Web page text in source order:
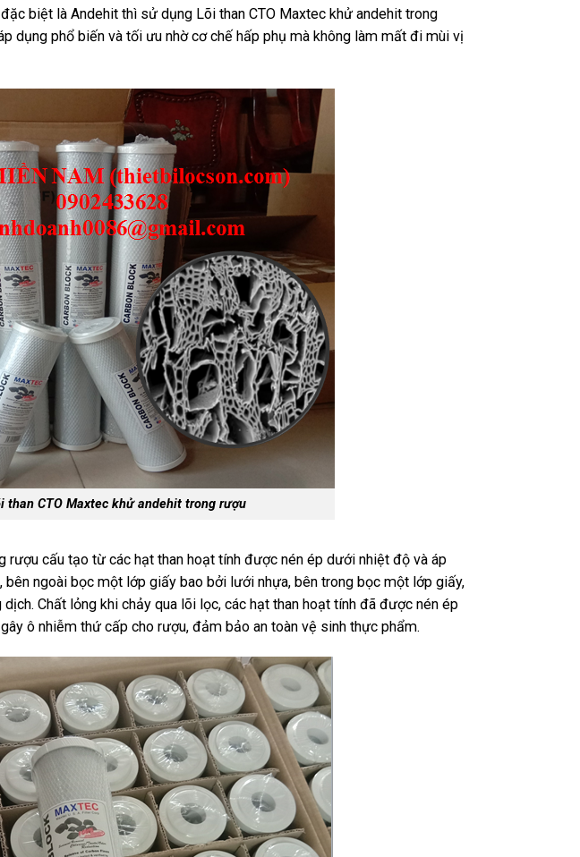
biệt là Andehit thì sử dụng Lõi than CTO Maxtec khử andehit trong
dụng phổ biến và tối ưu nhờ cơ chế hấp phụ mà không làm mất đi mùi vị
than CTO Maxtec khử andehit trong rượu
rượu cấu tạo từ các hạt than hoạt tính được nén ép dưới nhiệt độ và áp
bên ngoài bọc một lớp giấy bao bởi lưới nhựa, bên trong bọc một lớp giấy,
Chất lỏng khi chảy qua lõi lọc, các hạt than hoạt tính đã được nén ép
ô nhiễm thứ cấp cho rượu, đảm bảo an toàn vệ sinh thực phẩm.